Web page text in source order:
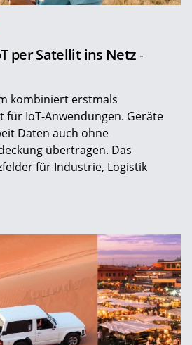
per Satellit ins Netz -
kombiniert erstmals
für IoT-Anwendungen. Geräte
Daten auch ohne
übertragen. Das
für Industrie, Logistik